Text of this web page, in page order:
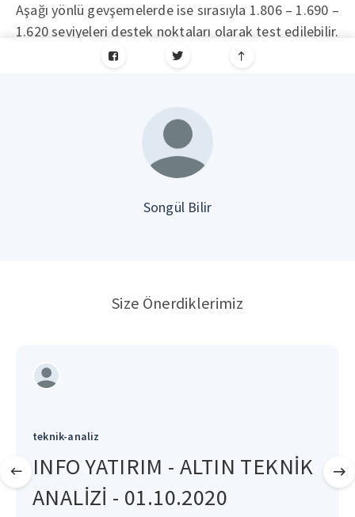
Aşağı yönlü gevşemelerde ise sırasıyla 1.806 – 1.690 –
1.620 seviyeleri destek noktaları olarak test edilebilir.
Songül Bilir
Size Önerdiklerimiz
teknik-analiz
INFO YATIRIM - ALTIN TEKNİK
ANALİZİ - 01.10.2020